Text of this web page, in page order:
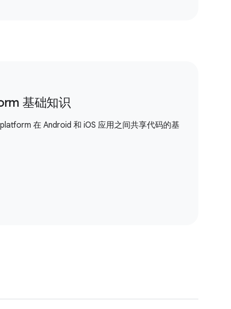
基础知识
在 Android 和 iOS 应用之间共享代码的基